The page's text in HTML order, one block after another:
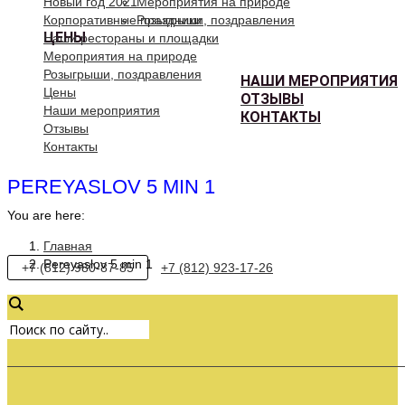
Розыгрыши, поздравления
ЦЕНЫ
НАШИ МЕРОПРИЯТИЯ
ОТЗЫВЫ
КОНТАКТЫ
Корпоративные праздники
Наши рестораны и площадки
Мероприятия на природе
Розыгрыши, поздравления
Цены
Наши мероприятия
Отзывы
Контакты
PEREYASLOV 5 MIN 1
You are here:
Главная
Pereyaslov 5 min 1
+7 (812) 980-87-85 +7 (812) 923-17-26